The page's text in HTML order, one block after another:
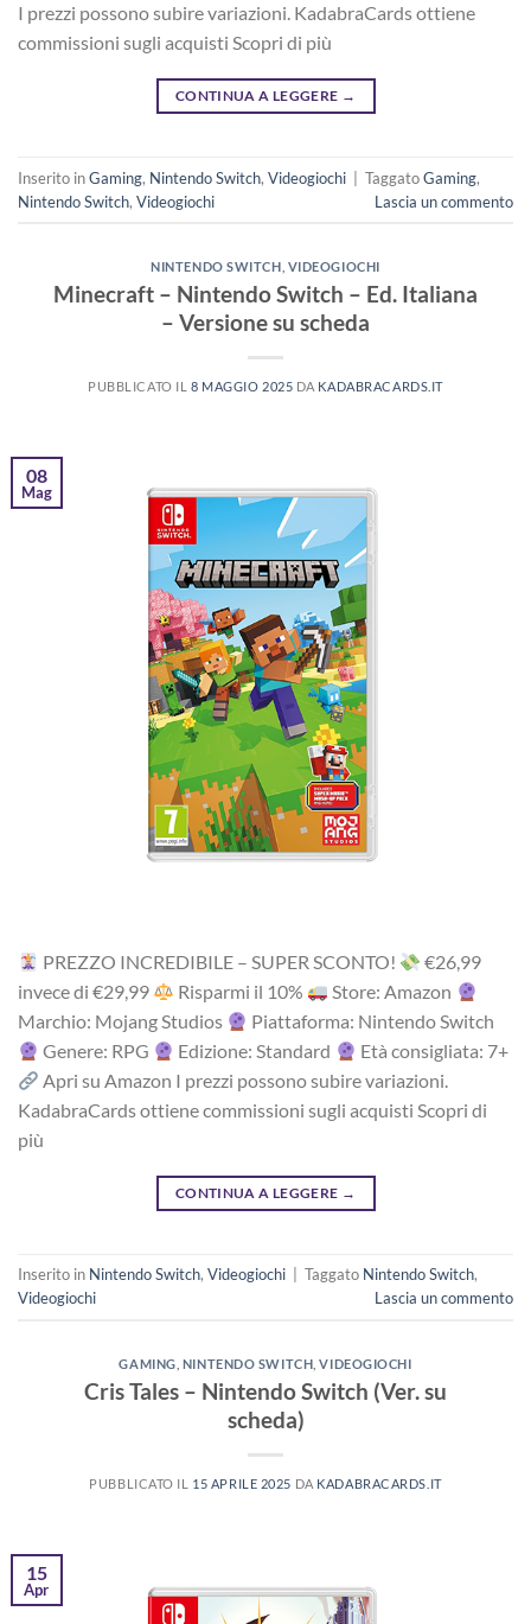
I prezzi possono subire variazioni. KadabraCards ottiene
commissioni sugli acquisti Scopri di più
CONTINUA A LEGGERE →
Inserito inGaming, Nintendo Switch, Videogiochi TaggatoGaming,
Nintendo Switch, Videogiochi Lascia un commento
NINTENDO SWITCH VIDEOGIOCHI
Minecraft – Nintendo Switch – Ed. Italiana
– Versione su scheda
PUBBLICATO IL 8 MAGGIO 2025 DA KADABRACARDS.IT
08
Mag
PREZZO INCREDIBILE – SUPER SCONTO!
‎€26,99
i‎nv‎ec‎e ‎di‎ €29,99
R‎is‎pa‎rm‎i ‎il‎ 10%
Store: Amazon
Marchio: Mojang Studios
Piattaforma: Nintendo Switch
Genere: RPG
Edizione: Standard
Età consigliata: 7+
Apri su Amazon I prezzi possono subire variazioni.
KadabraCards ottiene commissioni sugli acquisti Scopri di
più
CONTINUA A LEGGERE →
Inserito in Nintendo Switch, Videogiochi Taggato Nintendo Switch,
Videogiochi
Lascia un commento
GAMING NINTENDO SWITCH ,VIDEOGIOCHI
Cris Tales – Nintendo Switch (Ver. su
scheda)
PUBBLICATO IL 15 APRILE 2025 DA KADABRACARDS.IT
15
Apr